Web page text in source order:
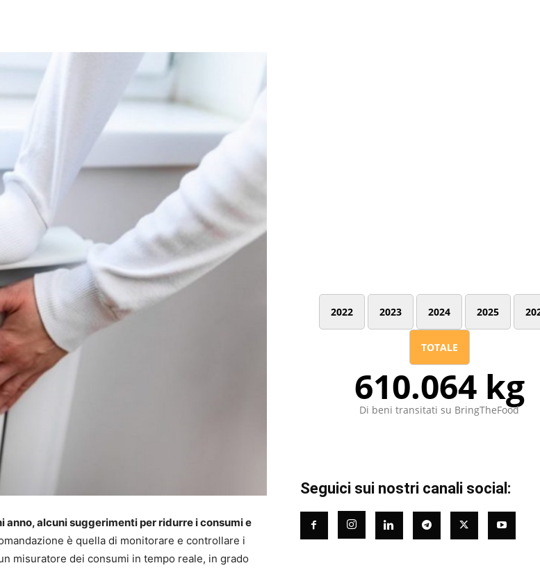
anno, alcuni suggerimenti per ridurre i consumi e
è quella di monitorare e controllare i
misuratore dei consumi in tempo reale, in grado
2022 2023 2024 2025
TOTALE
610.064 kg
Di beni transitati su BringTheFood
Seguici sui nostri canali social: